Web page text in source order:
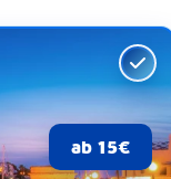
ab 15€